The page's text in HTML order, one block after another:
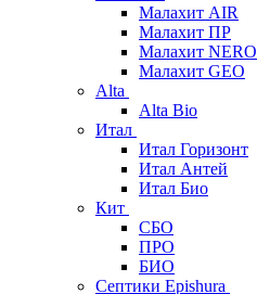
Малахит AIR
Малахит ПР
Малахит NERO
Малахит GEO
Alta
Alta Bio
Итал
Итал Горизонт
Итал Антей
Итал Био
Кит
СБО
ПРО
БИО
Септики Epishura